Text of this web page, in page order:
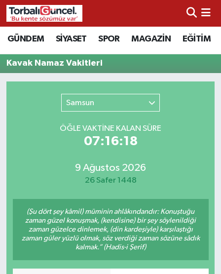
GÜNDEM SİYASET SPOR MAGAZİN EĞİTİM
Kavak Namaz Vakitleri
Samsun
ÖĞLE VAKTİNE KALAN SÜRE
07:16:18
9 Ağustos 2026
26 Safer 1448
(Şu dört şey kâmil) müminin ahlâkındandır: Konuştuğu
zaman güzel konuşmak, (kendisine) bir şey söylenildiği
zaman güzelce dinlemek, (din kardeşiyle) karşılaştığı
zaman güler yüzlü olmak, söz verdiği zaman sözüne sâdık
kalmak.” (Hadis-i Şerif)
İzmir Nöbetçi Eczaneler
İzmir Hava Durumu
İzmir Trafik Yoğunluk Haritası
Süper Lig Puan Durumu ve Fikstür
Tüm Manşetler
Haber Arşivi